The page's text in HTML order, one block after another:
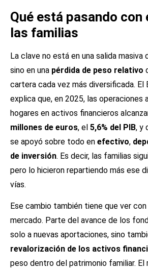
Qué está pasando con
las familias
La clave no está en una salida masiva
sino en una pérdida de peso relativo
cartera cada vez más diversificada. El
explica que, en 2025, las operaciones
hogares en activos financieros
millones de euros, el 5,6% del PIB, y
se apoyó sobre todo en efectivo,
de inversión. Es decir, las familias
pero lo hicieron repartiendo más ese
vías.
Ese cambio también tiene que ver
mercado. Parte del avance de los
solo a nuevas aportaciones, sino
revalorización de los activos
peso dentro del patrimonio familiar. El